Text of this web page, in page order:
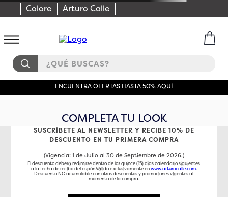
Colore Arturo Calle
¿QUÉ BUSCAS?
ENCUENTRA OFERTAS HASTA 50%AQUÍ
COMPLETA TU LOOK
SUSCRÍBETE AL NEWSLETTER Y RECIBE 10% DE
DESCUENTO EN TU PRIMERA COMPRA
(Vigencia: 1 de Julio al 30 de Septiembre de 2026.)
El descuento deberá redimirse dentro de los quince (15) días calendario siguientes
a la fecha de recibo del cupón.Válido exclusivamente enwww.arturocalle.com.
Descuento NO acumulable con otros descuentos y promociones vigentes al
momento de la compra.